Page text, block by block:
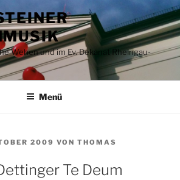
Wehen und im Ev. Dekanat Rheingau-
Menü
2009 VON THOMAS
Te Deum